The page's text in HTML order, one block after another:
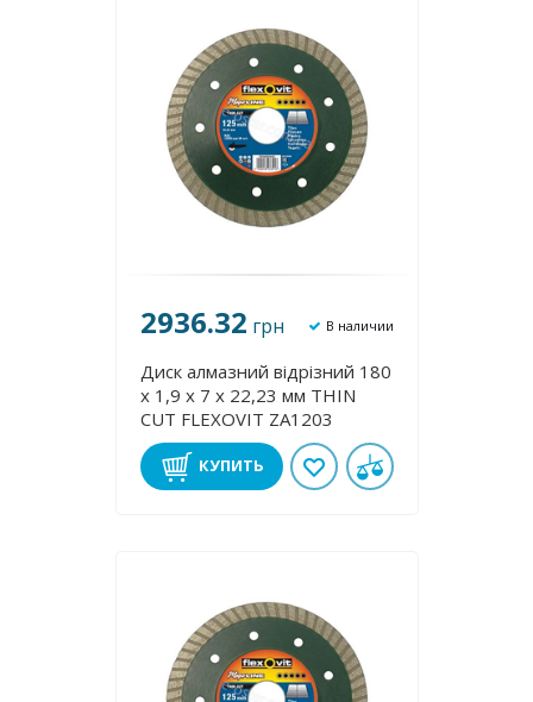
2936.32 грн В наличии
Диск алмазний відрізний 180
х 1,9 х 7 х 22,23 мм THІN
CUT FLEXOVІT ZA1203
КУПИТЬ